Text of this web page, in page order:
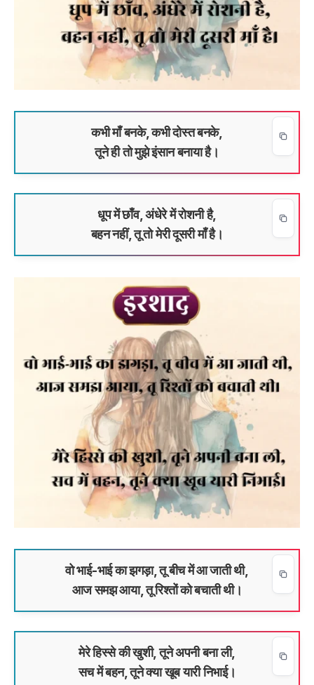
कभी माँ बनके, कभी दोस्त बनके,
तूने ही तो मुझे इंसान बनाया है।
धूप में छाँव, अंधेरे में रोशनी है,
बहन नहीं, तू तो मेरी दूसरी माँ है।
वो भाई-भाई का झगड़ा, तू बीच में आ जाती थी,
आज समझ आया, तू रिश्तों को बचाती थी।
मेरे हिस्से की खुशी, तूने अपनी बना ली,
सच में बहन, तूने क्या खूब यारी निभाई।